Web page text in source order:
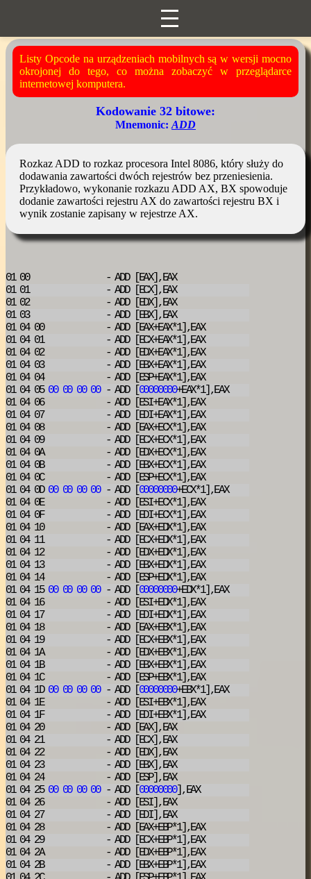
Listy Opcode na urządzeniach mobilnych są w wersji mocno
okrojonej do tego, co można zobaczyć w przeglądarce
internetowej komputera.
Kodowanie 32 bitowe:
Mnemonic: ADD
Rozkaz ADD to rozkaz procesora Intel 8086, który służy do
dodawania zawartości dwóch rejestrów bez przeniesienia.
Przykładowo, wykonanie rozkazu ADD AX, BX spowoduje
dodanie zawartości rejestru AX do zawartości rejestru BX i
wynik zostanie zapisany w rejestrze AX.
01 00 - ADD[EAX],EAX
01 01
- ADD[ECX],EAX
01 02
- ADD[EDX],EAX
01 03
- ADD[EBX],EAX
01 04 00
- ADD[EAX+EAX*1],EAX
01 04 01
- ADD[ECX+EAX*1],EAX
01 04 02
- ADD[EDX+EAX*1],EAX
01 04 03
- ADD[EBX+EAX*1],EAX
01 04 04
- ADD[ESP+EAX*1],EAX
01 04 05 00 00 00 00- ADD[ 00000000+EAX*1],EAX
01 04 06
- ADD[ESI+EAX*1],EAX
01 04 07
- ADD[EDI+EAX*1],EAX
01 04 08
- ADD[EAX+ECX*1],EAX
01 04 09
- ADD[ECX+ECX*1],EAX
01 04 0A
- ADD[EDX+ECX*1],EAX
01 04 0B
- ADD[EBX+ECX*1],EAX
01 04 0C
- ADD[ESP+ECX*1],EAX
01 04 0D 00 00 00 00- ADD[ 00000000+ECX*1],EAX
01 04 0E
- ADD[ESI+ECX*1],EAX
01 04 0F
- ADD[EDI+ECX*1],EAX
01 04 10
- ADD[EAX+EDX*1],EAX
01 04 11
- ADD[ECX+EDX*1],EAX
01 04 12
- ADD[EDX+EDX*1],EAX
01 04 13
- ADD[EBX+EDX*1],EAX
01 04 14
- ADD[ESP+EDX*1],EAX
01 04 15 00 00 00 00- ADD[ 00000000+EDX*1],EAX
01 04 16
- ADD[ESI+EDX*1],EAX
01 04 17
- ADD[EDI+EDX*1],EAX
01 04 18
- ADD[EAX+EBX*1],EAX
01 04 19
- ADD[ECX+EBX*1],EAX
01 04 1A
- ADD[EDX+EBX*1],EAX
01 04 1B
- ADD[EBX+EBX*1],EAX
01 04 1C
- ADD[ESP+EBX*1],EAX
01 04 1D 00 00 00 00- ADD[ 00000000+EBX*1],EAX
01 04 1E
- ADD[ESI+EBX*1],EAX
01 04 1F
- ADD[EDI+EBX*1],EAX
01 04 20
- ADD[EAX],EAX
01 04 21
- ADD[ECX],EAX
01 04 22
- ADD[EDX],EAX
01 04 23
- ADD[EBX],EAX
01 04 24
- ADD[ESP],EAX
01 04 25 00 00 00 00- ADD[ 00000000],EAX
01 04 26
- ADD[ESI],EAX
01 04 27
- ADD[EDI],EAX
01 04 28
- ADD[EAX+EBP*1],EAX
01 04 29
- ADD[ECX+EBP*1],EAX
01 04 2A
- ADD[EDX+EBP*1],EAX
01 04 2B
- ADD[EBX+EBP*1],EAX